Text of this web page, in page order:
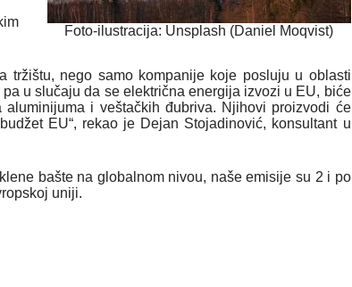
Foto-ilustracija: Unsplash (Daniel Moqvist)
tržištu, nego samo kompanije koje posluju u oblasti
u slučaju da se električna energija izvozi u EU, biće
i veštačkih đubriva. Njihovi proizvodi će
EU“, rekao je Dejan Stojadinović, konsultant u
bašte na globalnom nivou, naše emisije su 2 i po
uniji.